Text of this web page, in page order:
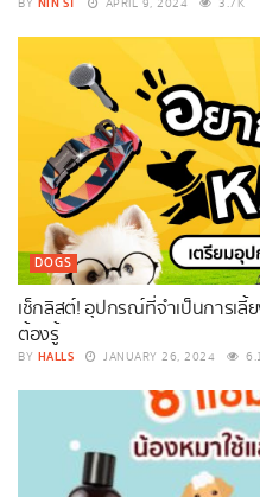
BY NIN ST APRIL 9, 2024 3.7K
DOGS
เช็กลิสต์! อุปกรณ์ที่จำเป็นการเลี้
ต้องรู้
BY HALLS JANUARY 26, 2024